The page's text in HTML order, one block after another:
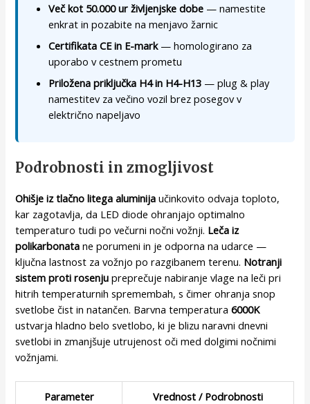
Več kot 50.000 ur življenjske dobe — namestite
enkrat in pozabite na menjavo žarnic
Certifikata CE in E-mark— homologirano za
uporabo v cestnem prometu
Priložena priključka H4 in H4-H13 — plug & play
namestitev za večino vozil brez posegov v
električno napeljavo
Podrobnosti in zmogljivost
Ohišje iz tlačno litega aluminija učinkovito odvaja toploto,
kar zagotavlja, da LED diode ohranjajo optimalno
temperaturo tudi po večurni nočni vožnji. Leča iz
polikarbonata ne porumeni in je odporna na udarce —
ključna lastnost za vožnjo po razgibanem terenu. Notranji
sistem proti rosenju preprečuje nabiranje vlage na leči pri
hitrih temperaturnih spremembah, s čimer ohranja snop
svetlobe čist in natančen. Barvna temperatura6000K
ustvarja hladno belo svetlobo, ki je blizu naravni dnevni
svetlobi in zmanjšuje utrujenost oči med dolgimi nočnimi
vožnjami.
Parameter Vrednost / Podrobnosti